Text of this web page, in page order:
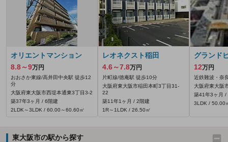
オリエントマンション
8.8～9万円
おおさか東線/高井田中央駅 徒歩12
分
大阪府東大阪市西堤本通東3丁目3-2
築37年3ヶ月 / 6階建
2LDK～3LDK / 60.00～60.60㎡
レオネクスト稲田
4.6～7.8万円
片町線/徳庵駅 徒歩10分
大阪府東大阪市稲田本町3丁目31-
22
築11年1ヶ月 / 2階建
1R～1LDK / 26.50㎡
グランド
12万円
近鉄難波・奈
大阪府東大阪
築41年3ヶ月 /
3LDK / 50.00
東大阪市の駅から探す